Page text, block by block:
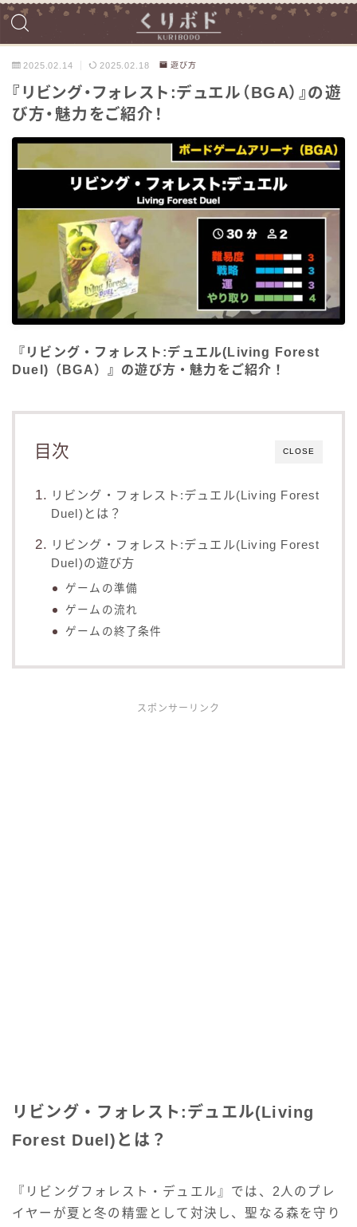
2025.02.14 2025.02.18 遊び方
『リビング・フォレスト:デュエル（BGA）』の遊
び方・魅力をご紹介！
『リビング・フォレスト:デュエル(Living Forest
Duel)（BGA）』の遊び方・魅力をご紹介！
CLOSE
目次
リビング・フォレスト:デュエル(Living Forest
Duel)とは？
リビング・フォレスト:デュエル(Living Forest
Duel)の遊び方
ゲームの準備
ゲームの流れ
ゲームの終了条件
スポンサーリンク
リビング・フォレスト:デュエル(Living
Forest Duel)とは？
『リビングフォレスト・デュエル』では、2人のプレ
イヤーが夏と冬の精霊として対決し、聖なる森を守り